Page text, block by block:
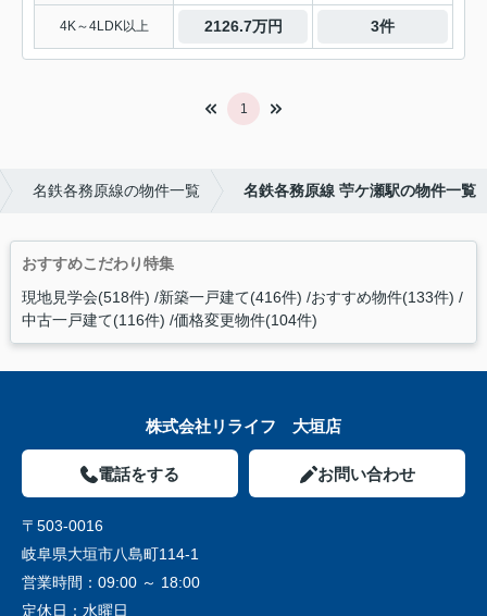
4K～4LDK以上 2126.7万円 3件
1
名鉄各務原線の物件一覧 名鉄各務原線 苧ケ瀬駅の物件一覧
おすすめこだわり特集
現地見学会(518件) 新築一戸建て(416件) おすすめ物件(133件)
中古一戸建て(116件) 価格変更物件(104件)
株式会社リライフ 大垣店
電話をする お問い合わせ
〒503-0016
岐阜県大垣市八島町114-1
営業時間： 09:00 ～ 18:00
定休日： 水曜日